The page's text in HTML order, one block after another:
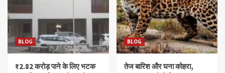
BLOG
₹2.82 करोड़ पाने के लिए भटक
BLOG
तेज बारिश और घना कोहरा,